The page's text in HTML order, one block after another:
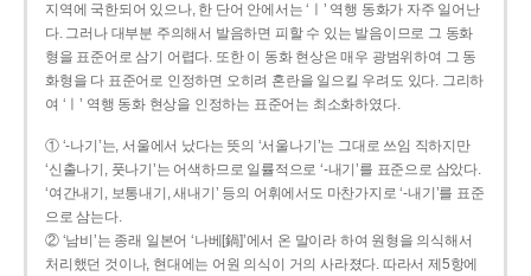
지역에 국한되어 있으나, 한 단어 안에서는 ‘ㅣ’ 역행 동화가 자주 일어난
다. 그러나 대부분 주의해서 발음하면 피할 수 있는 발음이므로 그 동화
형을 표준어로 삼기 어렵다. 또한 이 동화 현상은 매우 광범위하여 그 동
화형을 다 표준어로 인정하면 오히려 혼란을 일으킬 우려도 있다. 그리하
여 ‘ㅣ’ 역행 동화 현상을 인정하는 표준어는 최소화하였다.
① ‘-나기’는, 서울에서 났다는 뜻의 ‘서울나기’는 그대로 쓰임 직하지만
‘신출나기, 풋나기’는 어색하므로 일률적으로 ‘-내기’를 표준으로 삼았다.
‘여간내기, 보통내기, 새내기’ 등의 어휘에서도 마찬가지로 ‘-내기’를 표준
으로 삼는다.
② ‘남비’는 종래 일본어 ‘나베[鍋]’에서 온 말이라 하여 원형을 의식해서
처리했던 것이나, 현대에는 어원 의식이 거의 사라졌다. 따라서 제5항에